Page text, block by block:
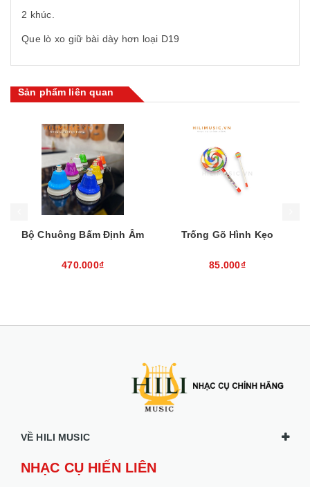
2 khúc.
Que lò xo giữ bài dày hơn loại D19
Sản phẩm liên quan
Bộ Chuông Bấm Định Âm
470.000₫
Trống Gõ Hình Kẹo
85.000₫
Mua hàng
VỀ HILI MUSIC
NHẠC CỤ HIẾN LIÊN